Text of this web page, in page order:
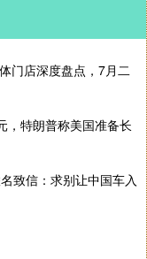
门店深度盘点，7月二
，特朗普称美国准备长
致信：求别让中国车入